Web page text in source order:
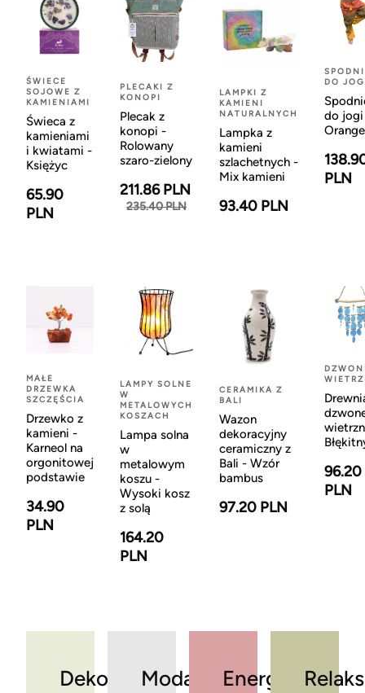
ŚWIECE
SOJOWE Z
KAMIENIAMI
Świeca z
kamieniami
i kwiatami -
Księżyc
65.90
PLN
PLECAKI Z
KONOPI
Plecak z
konopi -
Rolowany
szaro-zielony
211.86 PLN
235.40 PLN
LAMPKI Z
KAMIENI
NATURALNYCH
Lampka z
kamieni
szlachetnych -
Mix kamieni
93.40 PLN
DO
do
Orange
PLN
MAŁE
DRZEWKA
SZCZĘŚCIA
Drzewko z
kamieni -
Karneol na
orgonitowej
podstawie
34.90
PLN
LAMPY SOLNE
W
METALOWYCH
KOSZACH
Lampa solna
w
metalowym
koszu -
Wysoki kosz
z solą
164.20
PLN
CERAMIKA Z
BALI
Wazon
dekoracyjny
ceramiczny z
Bali - Wzór
bambus
97.20 PLN
96.20
PLN
DekoracjeModa Energia Relaks